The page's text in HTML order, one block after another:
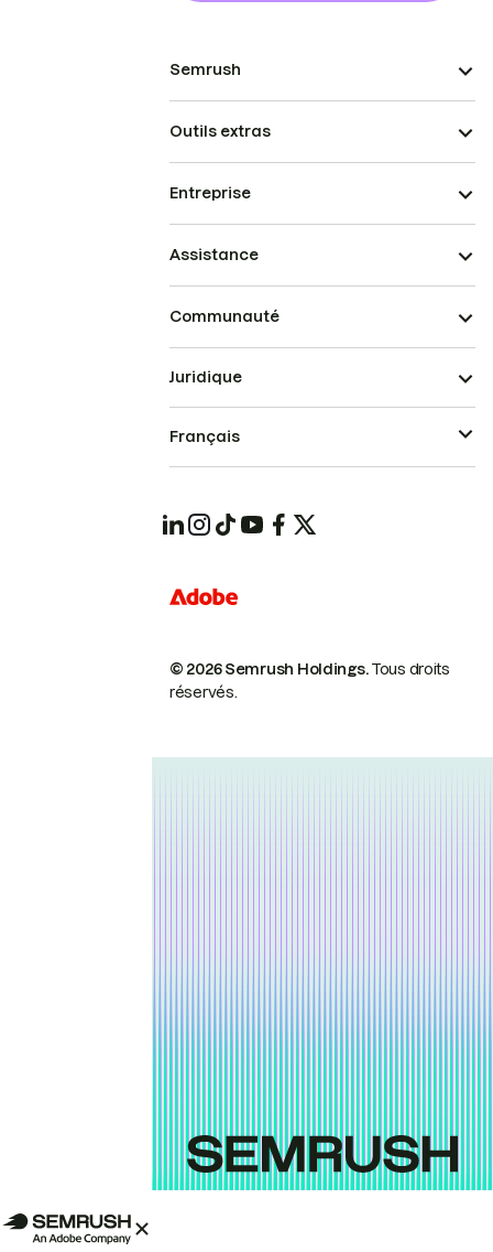
Semrush
Outils extras
Entreprise
Assistance
Communauté
© 2026 Semrush Holdings.Tous droits
réservés.
Juridique
Français